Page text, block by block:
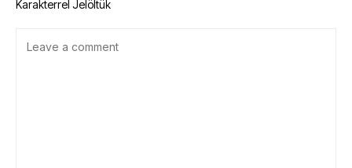
Karakterrel Jelöltük